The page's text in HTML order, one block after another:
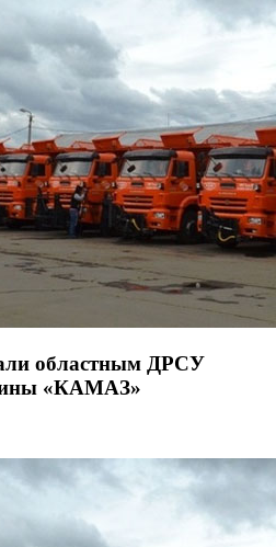
областным ДРСУ
«КАМАЗ»